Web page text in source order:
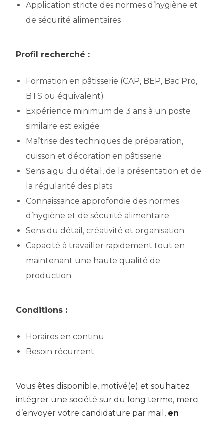
Application stricte des normes d’hygiène et
de sécurité alimentaires
Profil recherché :
Formation en pâtisserie (CAP, BEP, Bac Pro,
BTS ou équivalent)
Expérience minimum de 3 ans à un poste
similaire est exigée
Maîtrise des techniques de préparation,
cuisson et décoration en pâtisserie
Sens aigu du détail, de la présentation et de
la régularité des plats
Connaissance approfondie des normes
d’hygiène et de sécurité alimentaire
Sens du détail, créativité et organisation
Capacité à travailler rapidement tout en
maintenant une haute qualité de
production
Conditions :
Horaires en continu
Besoin récurrent
Vous êtes disponible, motivé(e) et souhaitez
intégrer une société sur du long terme, merci
d’envoyer votre candidature par mail, en